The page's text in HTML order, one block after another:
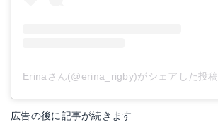
Erinaさん(@erina_rigby)がシェアした投稿
広告の後に記事が続きます